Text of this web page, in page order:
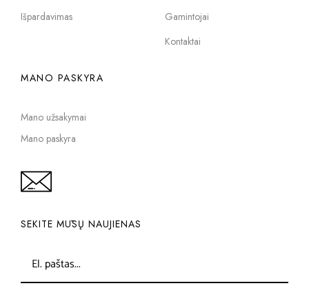
Išpardavimas
Gamintojai
Kontaktai
MANO PASKYRA
Mano užsakymai
Mano paskyra
SEKITE MŪSŲ NAUJIENAS